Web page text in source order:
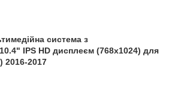
система з
IPS HD дисплеєм (768x1024) для
2016-2017